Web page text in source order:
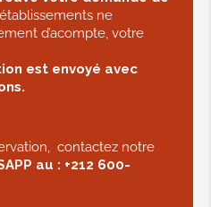
ne
d’acompte, votre
est envoyé avec
contactez notre
au : +212 600-